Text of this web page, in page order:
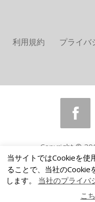
利用規約 プライバ
Copyright ©
All
当サイトではCookieを使
ることで、当社のCookie
します。 当社のプライバ
こ